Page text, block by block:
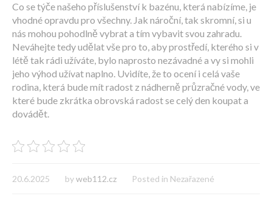
Co se týče našeho příslušenství k bazénu, která nabízíme, je
vhodné opravdu pro všechny. Jak nároční, tak skromní, si u
nás mohou pohodlně vybrat a tím vybavit svou zahradu.
Neváhejte tedy udělat vše pro to, aby prostředí, kterého si v
létě tak rádi užíváte, bylo naprosto nezávadné a vy si mohli
jeho výhod užívat naplno. Uvidíte, že to ocení i celá vaše
rodina, která bude mít radost z nádherně průzračné vody, ve
které bude zkrátka obrovská radost se celý den koupat a
dovádět.
20.6.2025 byweb112.cz Posted in Nezařazené